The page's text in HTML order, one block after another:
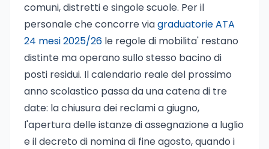
comuni, distretti e singole scuole. Per il
personale che concorre viagraduatorie ATA
24 mesi 2025/26 le regole di mobilita' restano
distinte ma operano sullo stesso bacino di
posti residui. Il calendario reale del prossimo
anno scolastico passa da una catena di tre
date: la chiusura dei reclami a giugno,
l'apertura delle istanze di assegnazione a luglio
e il decreto di nomina di fine agosto, quando i